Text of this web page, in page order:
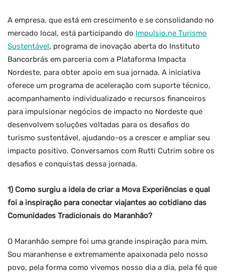
A empresa, que está em crescimento e se consolidando no
mercado local, está participando do Impulsio.ne Turismo
Sustentável, programa de inovação aberta do Instituto
Bancorbrás em parceria com a Plataforma Impacta
Nordeste, para obter apoio em sua jornada. A iniciativa
oferece um programa de aceleração com suporte técnico,
acompanhamento individualizado e recursos financeiros
para impulsionar negócios de impacto no Nordeste que
desenvolvem soluções voltadas para os desafios do
turismo sustentável, ajudando-os a crescer e ampliar seu
impacto positivo. Conversamos com Rutti Cutrim sobre os
desafios e conquistas dessa jornada.
1) Como surgiu a ideia de criar a Mova Experiências e qual
foi a inspiração para conectar viajantes ao cotidiano das
Comunidades Tradicionais do Maranhão?
O Maranhão sempre foi uma grande inspiração para mim.
Sou maranhense e extremamente apaixonada pelo nosso
povo, pela forma como vivemos nosso dia a dia, pela fé que